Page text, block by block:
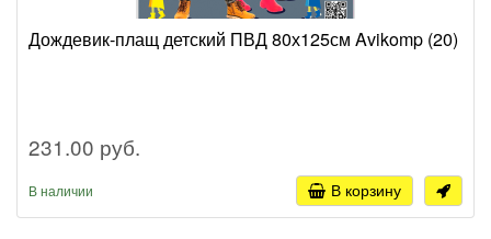
Дождевик-плащ детский ПВД 80х125см Avikomp (20)
231.00 руб.
В наличии В корзину